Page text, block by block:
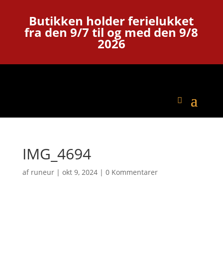
Butikken holder ferielukket
fra den 9/7 til og med den 9/8
2026
IMG_4694
af runeur| okt 9, 2024| 0 Kommentarer